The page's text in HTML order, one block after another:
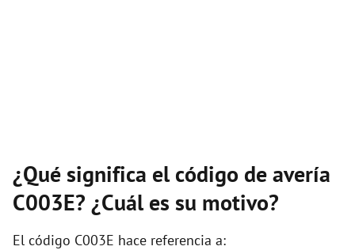
¿Qué significa el código de avería
C003E? ¿Cuál es su motivo?
El código C003E hace referencia a: